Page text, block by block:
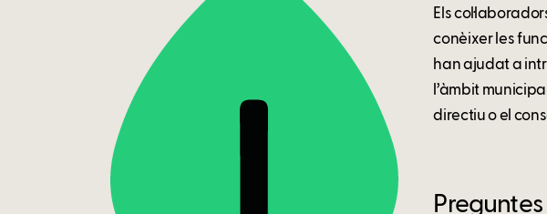
Els
conèixer les
han ajudat a
l’àmbit
directiu o el